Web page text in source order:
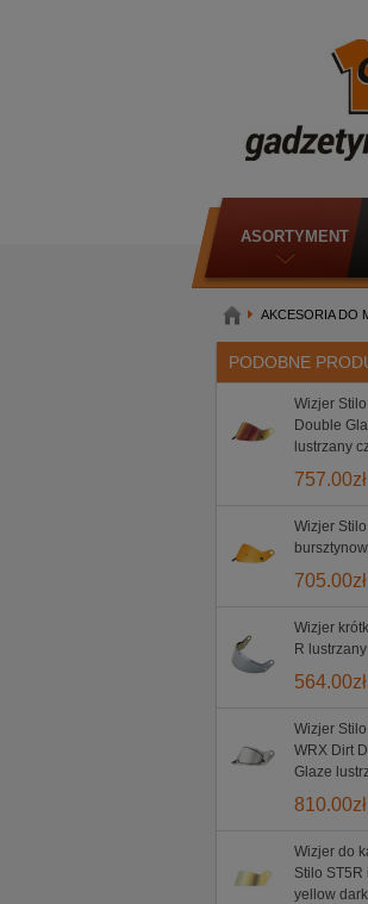
ASORTYMENT
AKCESORIA DO
PODOBNE
Wizjer
Double
lustrzany
757.00zł
Wizjer
705.00zł
Wizjer
R lustrzany
564.00zł
Wizjer
WRX Dirt
Glaze
810.00zł
Wizjer do
Stilo ST5R
yellow dark